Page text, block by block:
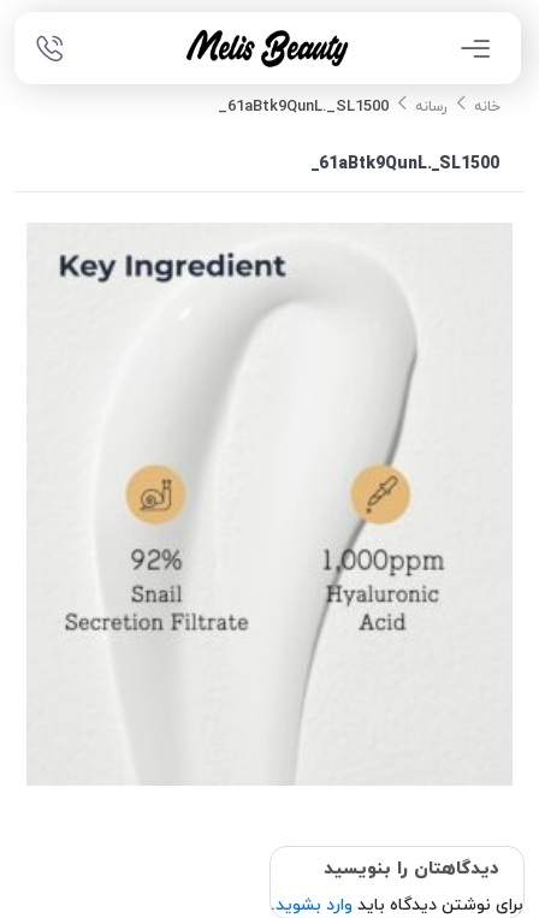
خانه رسانه 61aBtk9QunL._SL1500_
61aBtk9QunL._SL1500_
دیدگاهتان را بنویسید
برای نوشتن دیدگاه باید وارد بشوید.